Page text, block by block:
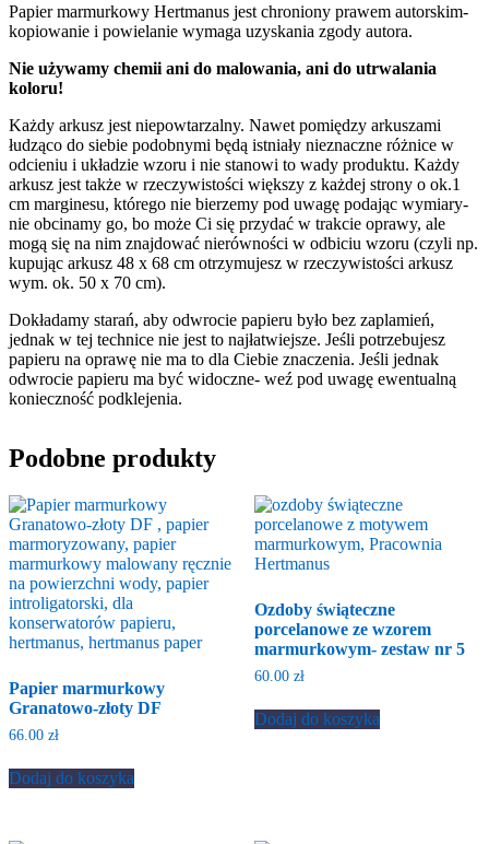
Papier marmurkowy Hertmanus jest chroniony prawem autorskim-
kopiowanie i powielanie wymaga uzyskania zgody autora.
Nie używamy chemii ani do malowania, ani do utrwalania
koloru!
Każdy arkusz jest niepowtarzalny. Nawet pomiędzy arkuszami
łudząco do siebie podobnymi będą istniały nieznaczne różnice w
odcieniu i układzie wzoru i nie stanowi to wady produktu. Każdy
arkusz jest także w rzeczywistości większy z każdej strony o ok.1
cm marginesu, którego nie bierzemy pod uwagę podając wymiary-
nie obcinamy go, bo może Ci się przydać w trakcie oprawy, ale
mogą się na nim znajdować nierówności w odbiciu wzoru (czyli np.
kupując arkusz 48 x 68 cm otrzymujesz w rzeczywistości arkusz
wym. ok. 50 x 70 cm).
Dokładamy starań, aby odwrocie papieru było bez zaplamień,
jednak w tej technice nie jest to najłatwiejsze. Jeśli potrzebujesz
papieru na oprawę nie ma to dla Ciebie znaczenia. Jeśli jednak
odwrocie papieru ma być widoczne- weź pod uwagę ewentualną
konieczność podklejenia.
Podobne produkty
Papier marmurkowy
Granatowo-złoty DF
66.00 zł
Dodaj do koszyka
Ozdoby świąteczne
porcelanowe ze wzorem
marmurkowym- zestaw nr 5
60.00 zł
Dodaj do koszyka